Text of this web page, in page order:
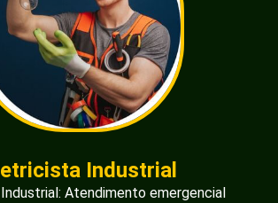
Industrial
Atendimento emergencial